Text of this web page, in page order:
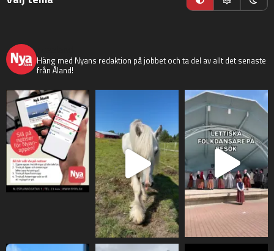
Häng med Nyans redaktion på jobbet och ta del av allt det senaste
från Åland!